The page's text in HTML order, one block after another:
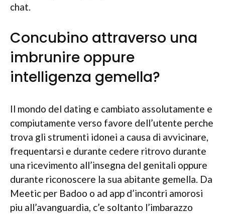
chat.
Concubino attraverso una
imbrunire oppure
intelligenza gemella?
Il mondo del dating e cambiato assolutamente e
compiutamente verso favore dell’utente perche
trova gli strumenti idonei a causa di avvicinare,
frequentarsi e durante cedere ritrovo durante
una ricevimento all’insegna del genitali oppure
durante riconoscere la sua abitante gemella. Da
Meetic per Badoo o ad app d’incontri amorosi
piu all’avanguardia, c’e soltanto l’imbarazzo